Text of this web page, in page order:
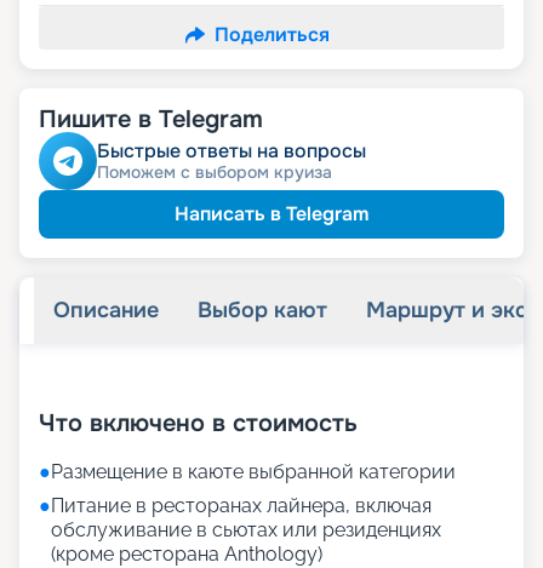
Поделиться
Пишите в Telegram
Быстрые ответы на вопросы
Поможем с выбором круиза
Написать в Telegram
Описание Выбор кают Маршрут и
Что включено в стоимость
●Размещение в каюте выбранной категории
●Питание в ресторанах лайнера, включая
обслуживание в сьютах или резиденциях
(кроме ресторана Anthology)